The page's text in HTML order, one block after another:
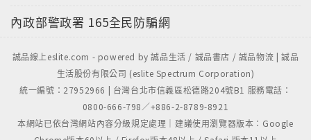
內政部警政署 165全民防騙網
誠品線上eslite.com - powered by 誠品生活 / 誠品書店 / 誠品物流 | 誠品
生活股份有限公司 (eslite Spectrum Corporation)
統一編號：27952966 | 台灣台北市信義區松德路204號B1 服務電話：
0800-666-798／+886-2-8789-8921
本網站已依台灣網站內容分級規定處理｜建議使用瀏覽器版本：Google